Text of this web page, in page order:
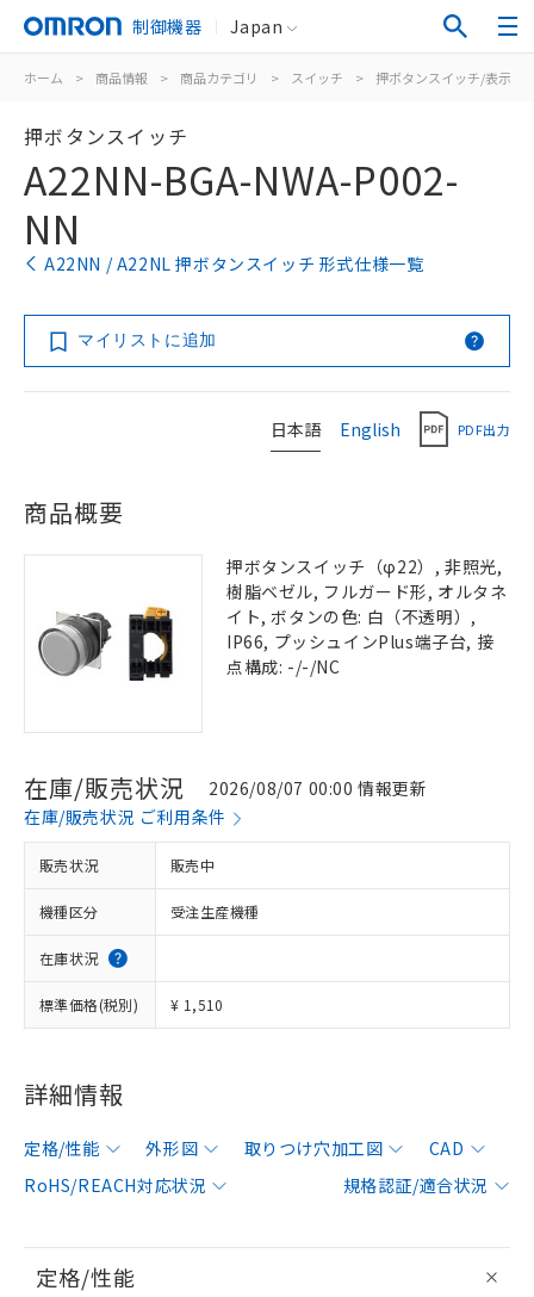
制御機器 Japan
ホーム > 商品情報 > 商品カテゴリ > スイッチ > 押ボタンスイッチ/表示灯
押ボタンスイッチ
A22NN-BGA-NWA-P002-
NN
A22NN / A22NL 押ボタンスイッチ 形式仕様一覧
マイリストに追加
日本語 English PDF出力
商品概要
押ボタンスイッチ（φ22）, 非照光,
樹脂ベゼル, フルガード形, オルタネ
イト, ボタンの色: 白（不透明）,
IP66, プッシュインPlus端子台, 接
点構成: -/-/NC
在庫/販売状況
2026/08/07 00:00 情報更新
在庫/販売状況 ご利用条件
販売状況 販売中
機種区分 受注生産機種
在庫状況
標準価格(税別) ¥ 1,510
詳細情報
定格/性能 外形図 取りつけ穴加工図
CAD
RoHS/REACH対応状況
規格認証/適合状況
定格/性能